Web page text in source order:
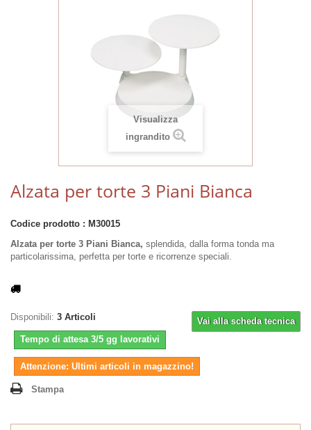
Visualizza
ingrandito
Alzata per torte 3 Piani Bianca
Codice prodotto : M30015
Alzata per torte 3 Piani Bianca, splendida, dalla forma tonda ma
particolarissima, perfetta per torte e ricorrenze speciali.
Vai alla scheda tecnica
Disponibili: 3 Articoli
Tempo di attesa 3/5 gg lavorativi
Attenzione: Ultimi articoli in magazzino!
Stampa